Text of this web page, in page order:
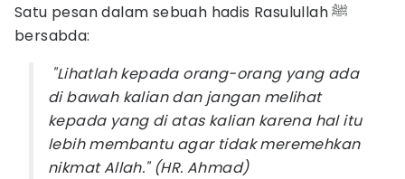
Satu pesan dalam sebuah hadis Rasulullah ﷺ
bersabda:
"Lihatlah kepada orang-orang yang ada
di bawah kalian dan jangan melihat
kepada yang di atas kalian karena hal itu
lebih membantu agar tidak meremehkan
nikmat Allah." (HR. Ahmad)